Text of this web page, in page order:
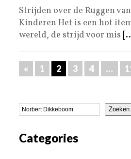
Strijden over de Ruggen
Kinderen Het is een hot
wereld, de strijd voor mis
« 1 2 3 4 …
Zoeken
Categories